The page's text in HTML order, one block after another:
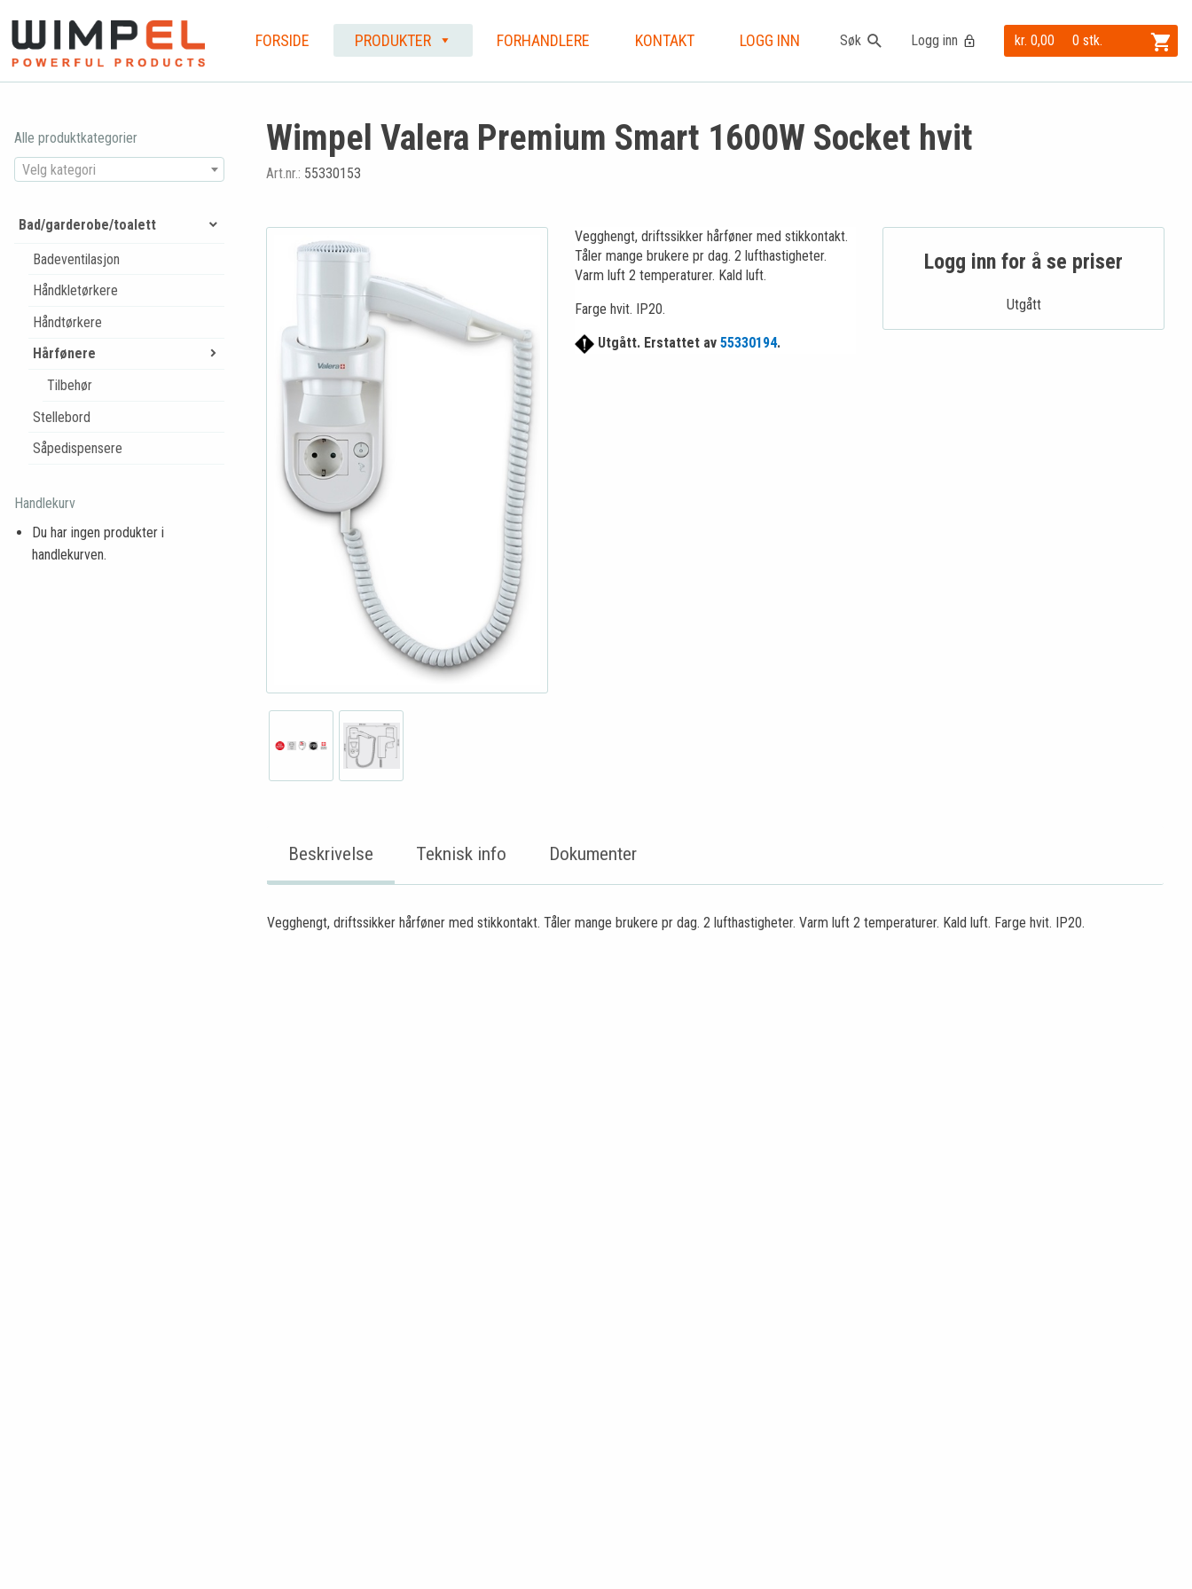
Søk kr. 0,00 0 stk.
FORSIDE PRODUKTER FORHANDLERE KONTAKT LOGG INN Logg inn
Wimpel Valera Premium Smart 1600W Socket hvit
Art.nr.: 55330153
Vegghengt, driftssikker hårføner med stikkontakt.
Tåler mange brukere pr dag. 2 lufthastigheter.
Varm luft 2 temperaturer. Kald luft.
Farge hvit. IP20.
Utgått. Erstattet av 55330194.
Logg inn for å se priser
Utgått
Beskrivelse Teknisk info Dokumenter
Vegghengt, driftssikker hårføner med stikkontakt. Tåler mange brukere pr dag. 2 lufthastigheter. Varm luft 2 temperaturer. Kald luft. Farge hvit. IP20.
Alle produktkategorier
Velg kategori
Bad/garderobe/toalett
Badeventilasjon
Håndkletørkere
Håndtørkere
Hårfønere
Tilbehør
Stellebord
Såpedispensere
Handlekurv
Du har ingen produkter i
handlekurven.